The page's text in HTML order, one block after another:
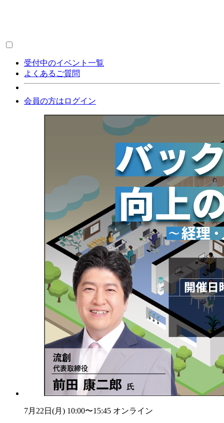
受付中のイベント一覧
よくあるご質問
会員の方はログイン
7月22日(月) 10:00〜15:45 オンライン